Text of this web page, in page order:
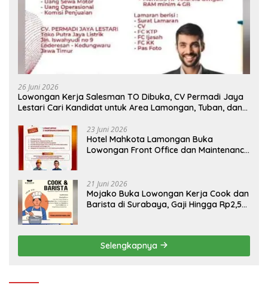
26 Juni 2026
Lowongan Kerja Salesman TO Dibuka, CV Permadi Jaya
Lestari Cari Kandidat untuk Area Lamongan, Tuban, dan
23 Juni 2026
Hotel Mahkota Lamongan Buka
Lowongan Front Office dan Maintenance
21 Juni 2026
Mojako Buka Lowongan Kerja Cook dan
Barista di Surabaya, Gaji Hingga Rp2,5
Selengkapnya